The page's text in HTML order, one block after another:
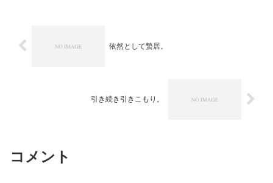
依然として蟄居。
引き続き引きこもり。
コメント